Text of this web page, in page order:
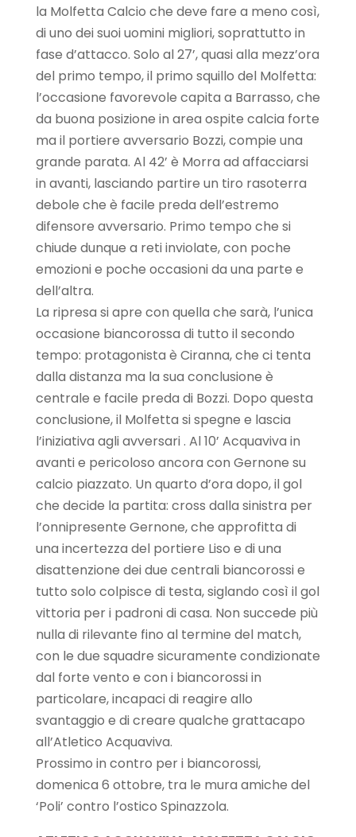
la Molfetta Calcio che deve fare a meno così,
di uno dei suoi uomini migliori, soprattutto in
fase d’attacco. Solo al 27’, quasi alla mezz’ora
del primo tempo, il primo squillo del Molfetta:
l’occasione favorevole capita a Barrasso, che
da buona posizione in area ospite calcia forte
ma il portiere avversario Bozzi, compie una
grande parata. Al 42’ è Morra ad affacciarsi
in avanti, lasciando partire un tiro rasoterra
debole che è facile preda dell’estremo
difensore avversario. Primo tempo che si
chiude dunque a reti inviolate, con poche
emozioni e poche occasioni da una parte e
dell’altra.
La ripresa si apre con quella che sarà, l’unica
occasione biancorossa di tutto il secondo
tempo: protagonista è Ciranna, che ci tenta
dalla distanza ma la sua conclusione è
centrale e facile preda di Bozzi. Dopo questa
conclusione, il Molfetta si spegne e lascia
l’iniziativa agli avversari . Al 10’ Acquaviva in
avanti e pericoloso ancora con Gernone su
calcio piazzato. Un quarto d’ora dopo, il gol
che decide la partita: cross dalla sinistra per
l’onnipresente Gernone, che approfitta di
una incertezza del portiere Liso e di una
disattenzione dei due centrali biancorossi e
tutto solo colpisce di testa, siglando così il gol
vittoria per i padroni di casa. Non succede più
nulla di rilevante fino al termine del match,
con le due squadre sicuramente condizionate
dal forte vento e con i biancorossi in
particolare, incapaci di reagire allo
svantaggio e di creare qualche grattacapo
all’Atletico Acquaviva.
Prossimo in contro per i biancorossi,
domenica 6 ottobre, tra le mura amiche del
‘Poli’ contro l’ostico Spinazzola.